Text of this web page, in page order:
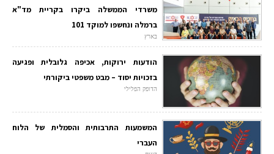
משרדי הממשלה ביקרו בקריית מד"א
ברמלה ונחשפו למוקד 101
בארץ
הודעות ירוקות, אכיפה גלובלית ופגיעה
בזכויות יסוד – מבט משפטי ביקורתי
הדופק הפלילי
המשמעות התרבותית והסמלית של הלוח
העברי